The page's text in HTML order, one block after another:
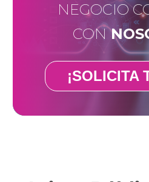
NEGOCIO
CON
¡SOLICITA